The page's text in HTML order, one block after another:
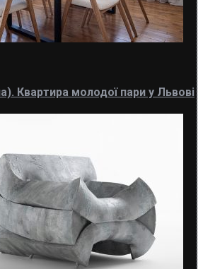
Квартира молодої пари у Львові